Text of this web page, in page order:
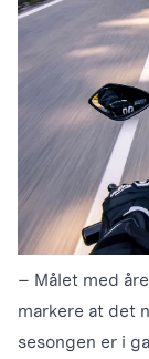
– Målet med
markere at det
sesongen er i